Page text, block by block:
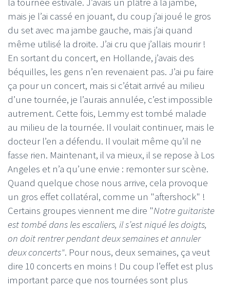
mais je l’ai cassé en jouant, du coup j’ai joué le gros
du set avec ma jambe gauche, mais j’ai quand
même utilisé la droite. J’ai cru que j’allais mourir !
En sortant du concert, en Hollande, j’avais des
béquilles, les gens n’en revenaient pas. J’ai pu faire
ça pour un concert, mais si c’était arrivé au milieu
d’une tournée, je l’aurais annulée, c’est impossible
autrement. Cette fois, Lemmy est tombé malade
au milieu de la tournée. Il voulait continuer, mais le
docteur l’en a défendu. Il voulait même qu’il ne
fasse rien. Maintenant, il va mieux, il se repose à Los
Angeles et n’a qu’une envie : remonter sur scène.
Quand quelque chose nous arrive, cela provoque
un gros effet collatéral, comme un "aftershock" !
Certains groupes viennent me dire "Notre guitariste
est tombé dans les escaliers, il s’est niqué les doigts,
on doit rentrer pendant deux semaines et annuler
deux concerts". Pour nous, deux semaines, ça veut
dire 10 concerts en moins ! Du coup l’effet est plus
important parce que nos tournées sont plus